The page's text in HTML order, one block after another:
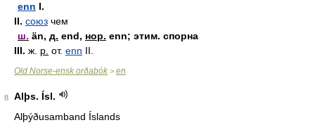
enn I.
II. союз чем
ш. än, д. end, нор. enn; этим. спорна
III. ж. р. от. enn II.
Old Norse-ensk orðabók > en
8
Alþs. Ísl.
Alþýðusamband Íslands